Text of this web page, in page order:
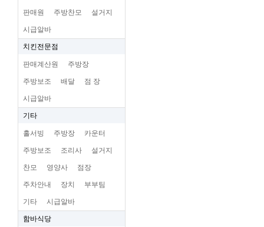
판매원 주방찬모 설거지
시급알바
치킨전문점
판매계산원 주방장
주방보조 배달 점 장
시급알바
기타
홀서빙 주방장 카운터
주방보조 조리사 설거지
찬모 영양사 점장
주차안내 장치 부부팀
기타 시급알바
함바식당